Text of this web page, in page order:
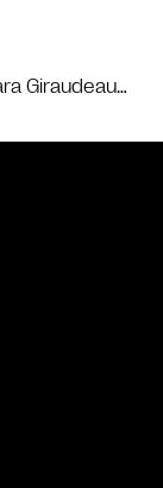
Giraudeau…